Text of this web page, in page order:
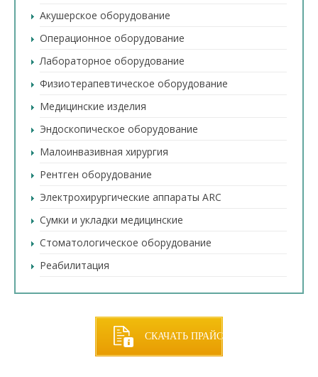
Акушерское оборудование
Операционное оборудование
Лабораторное оборудование
Физиотерапевтическое оборудование
Медицинские изделия
Эндоскопическое оборудование
Малоинвазивная хирургия
Рентген оборудование
Электрохирургические аппараты ARC
Сумки и укладки медицинские
Стоматологическое оборудование
Реабилитация
СКАЧАТЬ ПРАЙС